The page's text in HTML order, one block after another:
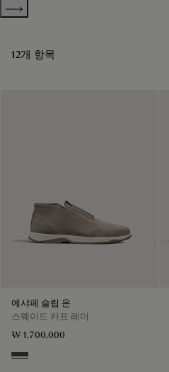
Show more categories
12개 항목
에샤페 슬립 온
스웨이드 카프 레더
₩ 1,700,000
Grey